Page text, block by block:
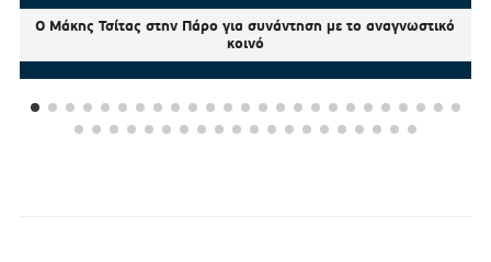
Ο Μάκης Τσίτας στην Πάρο για συνάντηση με το αναγνωστικό
κοινό